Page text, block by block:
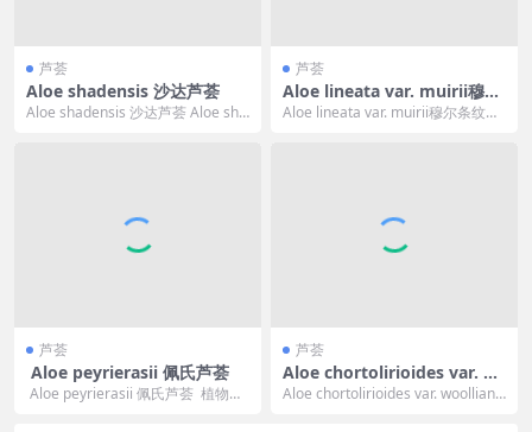
芦荟
Aloe shadensis 沙达芦荟
Aloe shadensis 沙达芦荟 Aloe sha
芦荟
Aloe lineata var. muirii穆尔
条纹芦荟
Aloe lineata var. muirii穆尔条纹芦
芦荟
Aloe peyrierasii 佩氏芦荟
Aloe peyrierasii 佩氏芦荟 植物大
芦荟
Aloe chortolirioides var. w
oolliana伍利短茎芦荟
Aloe chortolirioides var. woolliana